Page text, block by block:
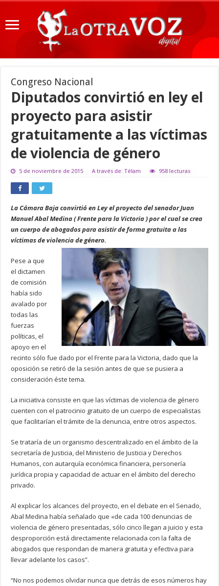
Congreso Nacional
Diputados convirtió en ley el
proyecto para asistir
gratuitamente a las víctimas
de violencia de género
5 de noviembre de 2015 A través de: Télam 958 lecturas
La Cámara Baja convirtió en Ley el proyecto del senador Juan
Manuel Abal Medina ( Frente para la Victoria ) por el cual se crea
un cuerpo de abogados para asistir de forma gratuita a las
víctimas de violencia de género.
Pese a que
el dictamen
de comisión
había sido
avalado por
todas las
fuerzas
políticas, el
apoyo en el
recinto sólo fue dado por el Frente para la Victoria, dado que la
oposición se retiró de la sesión antes de que se pusiera a
consideración éste tema.
La iniciativa consiste en que las víctimas de violencia de género
cuenten con el patrocinio gratuito de un cuerpo de especialistas
que facilitarían el trámite de la denuncia, entre otros aspectos.
Se trataría de un organismo descentralizado en el ámbito de la
secretaría de Justicia, del Ministerio de Justicia y Derechos
Humanos, con autarquía económica financiera, personería
jurídica propia y capacidad de actuar en el ámbito del derecho
privado.
Al explicar los alcances del proyecto, en el debate en el Senado,
Abal Medina había señalado que «de cada 100 denuncias de
violencia de género presentadas, sólo cinco llegan a juicio y esta
desproporción está directamente relacionada con la falta de
abogados que respondan de manera gratuita y efectiva para
llevar adelante los casos”.
“No nos podemos olvidar nunca que detrás de esos números hay